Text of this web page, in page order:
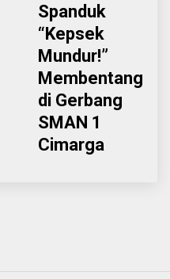
Spanduk
“Kepsek
Mundur!”
Membentang
di Gerbang
SMAN 1
Cimarga